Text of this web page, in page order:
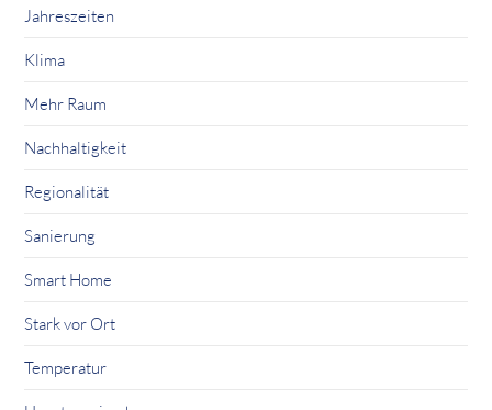
Jahreszeiten
Klima
Mehr Raum
Nachhaltigkeit
Regionalität
Sanierung
Smart Home
Stark vor Ort
Temperatur